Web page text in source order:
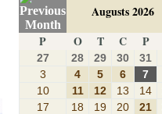
Augusts 2026
P
O T C P
27 28 29 30 31
3
4 5 6 7
10
11 12 13 14
17
18 19 20 21